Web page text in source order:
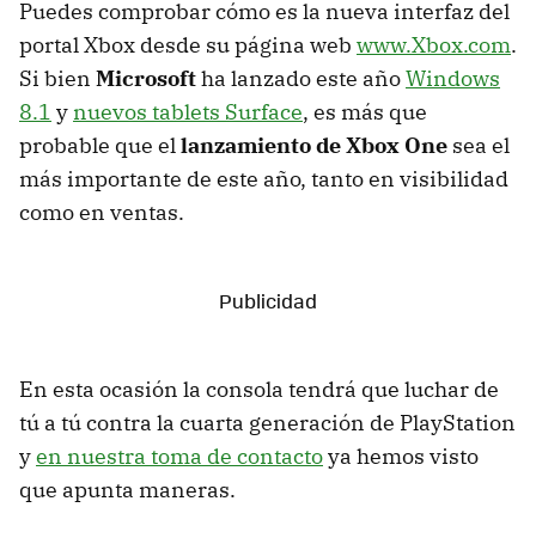
Puedes comprobar cómo es la nueva interfaz del
portal Xbox desde su página web www.Xbox.com.
Si bien Microsoftha lanzado este añoWindows
8.1 y nuevos tablets Surface, es más que
probable que el lanzamiento de Xbox One sea el
más importante de este año, tanto en visibilidad
como en ventas.
En esta ocasión la consola tendrá que luchar de
tú a tú contra la cuarta generación de PlayStation
yen nuestra toma de contactoya hemos visto
que apunta maneras.